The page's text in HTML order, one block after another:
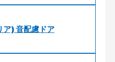
) 音配慮ドア